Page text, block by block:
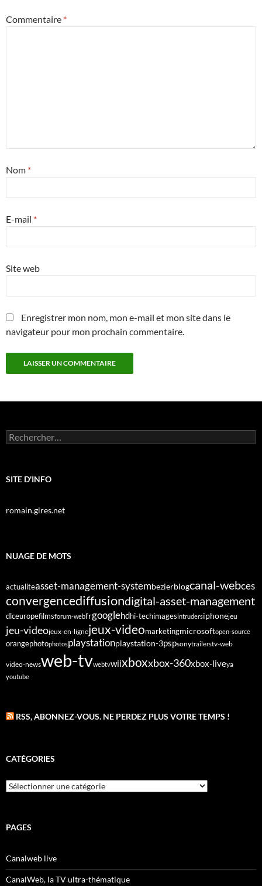
Commentaire *
Nom *
E-mail *
Site web
Enregistrer mon nom, mon e-mail et mon site dans le
navigateur pour mon prochain commentaire.
Rechercher :
SITE D'INFO
romain.gires.net
NUAGE DE MOTS
actualiteasset-management-systembezierblogcanal-webces
convergencediffusiondigital-asset-management
dlceuropefilmsforum-webfrgooglehdhi-techimagesintrudersiphonejeu
jeu-videojeux-en-lignejeux-videomarketingmicrosoftopen-source
orangephotophotosplaystationplaystation-3pspsonytrailerstv-web
video-newsweb-tvwebtvwiixboxxbox-360xbox-liveya
youtube
RSS, ABONNEZ-VOUS. NE PERDEZ PLUS VOTRE TEMPS !
CATÉGORIES
Catégories
PAGES
Canalweb live
CanalWeb, la TV ultra-thématique